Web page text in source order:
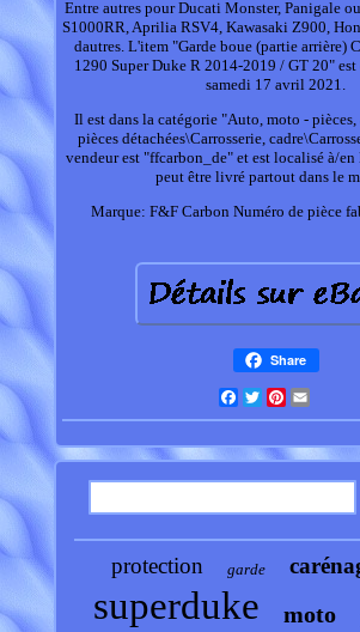
Entre autres pour Ducati Monster, Panigale
S1000RR, Aprilia RSV4, Kawasaki Z900,
dautres. L'item "Garde boue (partie arrière)
1290 Super Duke R 2014-2019 / GT 20"
samedi 17 avril 2021.
Il est dans la catégorie "Auto, moto -
pièces détachées\Carrosserie,
vendeur est "ffcarbon_de" et est localisé à/
peut être livré partout dans le
Marque: F&F Carbon Numéro de pièce
Share
Facebook
TwitterPinterest
protection garde
superduke moto